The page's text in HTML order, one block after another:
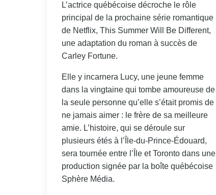
L’actrice québécoise décroche le rôle
principal de la prochaine série romantique
de Netflix, This Summer Will Be Different,
une adaptation du roman à succès de
Carley Fortune.
Elle y incarnera Lucy, une jeune femme
dans la vingtaine qui tombe amoureuse de
la seule personne qu’elle s’était promis de
ne jamais aimer : le frère de sa meilleure
amie. L’histoire, qui se déroule sur
plusieurs étés à l’Île-du-Prince-Édouard,
sera tournée entre l’Île et Toronto dans une
production signée par la boîte québécoise
Sphère Média.